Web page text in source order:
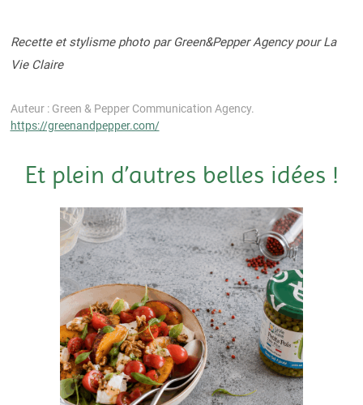
Recette et stylisme photo par Green&Pepper Agency pour La
Vie Claire
Auteur : Green & Pepper Communication Agency.
https://greenandpepper.com/
Et plein d’autres belles idées !